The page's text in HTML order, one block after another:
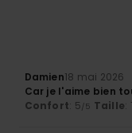
Damien18 mai 2026
Car je l'aime bien
Confort: 5/5 Taille: